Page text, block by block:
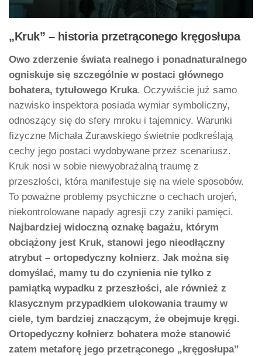
„Kruk” – historia przetrąconego kręgosłupa
Owo zderzenie świata realnego i ponadnaturalnego
ogniskuje się szczególnie w postaci głównego
bohatera, tytułowego Kruka. Oczywiście już samo
nazwisko inspektora posiada wymiar symboliczny,
odnoszący się do sfery mroku i tajemnicy. Warunki
fizyczne Michała Żurawskiego świetnie podkreślają
cechy jego postaci wydobywane przez scenariusz.
Kruk nosi w sobie niewyobrażalną traumę z
przeszłości, która manifestuje się na wiele sposobów.
To poważne problemy psychiczne o cechach urojeń,
niekontrolowane napady agresji czy zaniki pamięci.
Najbardziej widoczną oznakę bagażu, którym
obciążony jest Kruk, stanowi jego nieodłączny
atrybut – ortopedyczny kołnierz. Jak można się
domyślać, mamy tu do czynienia nie tylko z
pamiątką wypadku z przeszłości, ale również z
klasycznym przypadkiem ulokowania traumy w
ciele, tym bardziej znaczącym, że obejmuje kręgi.
Ortopedyczny kołnierz bohatera może stanowić
zatem metaforę jego przetrąconego „kręgosłupa”